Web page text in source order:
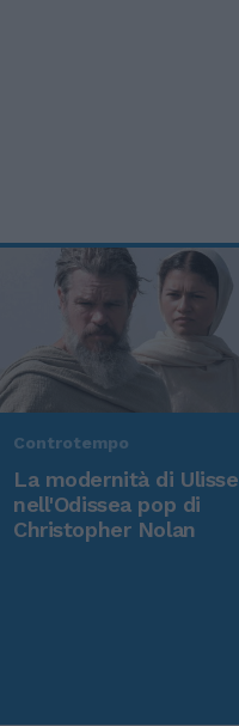
Controtempo
La modernità di Ulisse
nell'Odissea pop di
Christopher Nolan